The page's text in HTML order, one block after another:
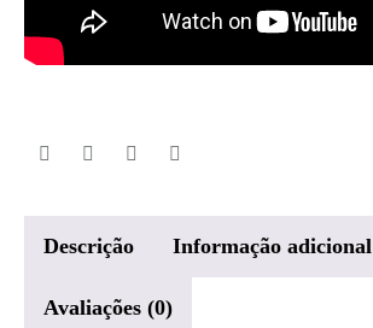
Descrição Informação adicional
Avaliações (0)